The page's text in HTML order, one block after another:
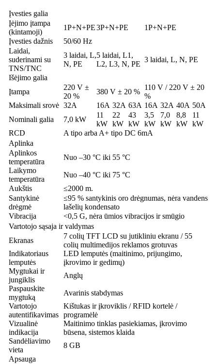
Įvesties galia
Įėjimo įtampa
(kintamoji)
1P+N+PE3P+N+PE
1P+N+PE
Įvesties dažnis
50/60 Hz
Laidai,
suderinami su
TNS/TNC
3 laidai, L,
N, PE
5 laidai, L1,
L2, L3, N, PE
3 laidai, L, N, PE
Išėjimo galia
Įtampa
220 V ±
20 %
380 V ± 20 %
110 V / 220 V ± 20
%
Maksimali srovė 32A 16A 32A 63A 16A 32A 40A 50A
Nominali galia
7,0 kW
11
kW
22
kW
43
kW
3,5
kW
7,0
kW
8,8
kW
11
kW
RCD
A tipo arba A+ tipo DC 6mA
Aplinka
Aplinkos
temperatūra
Nuo –30 °C iki 55 °C
Laikymo
temperatūra
Nuo –40 °C iki 75 °C
Aukštis
≤2000 m.
Santykinė
drėgmė
≤95 % santykinis oro drėgnumas, nėra vandens
lašelių kondensato
Vibracija
<0,5 G, nėra ūmios vibracijos ir smūgio
Vartotojo sąsaja ir valdymas
Ekranas
7 colių TFT LCD su jutikliniu ekranu / 55
colių multimedijos reklamos grotuvas
Indikatoriaus
lemputės
LED lemputės (maitinimo, prijungimo,
įkrovimo ir gedimų)
Mygtukai ir
jungiklis
Anglų
Paspauskite
mygtuką
Avarinis stabdymas
Vartotojo
autentifikavimas
Kištukas ir įkroviklis / RFID kortelė /
programėlė
Vizualinė
indikacija
Maitinimo tinklas pasiekiamas, įkrovimo
būsena, sistemos klaida
Sandėliavimo
vieta
8 GB
Apsauga